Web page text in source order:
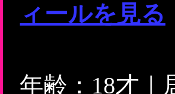
ィールを見る
年齢：18才｜